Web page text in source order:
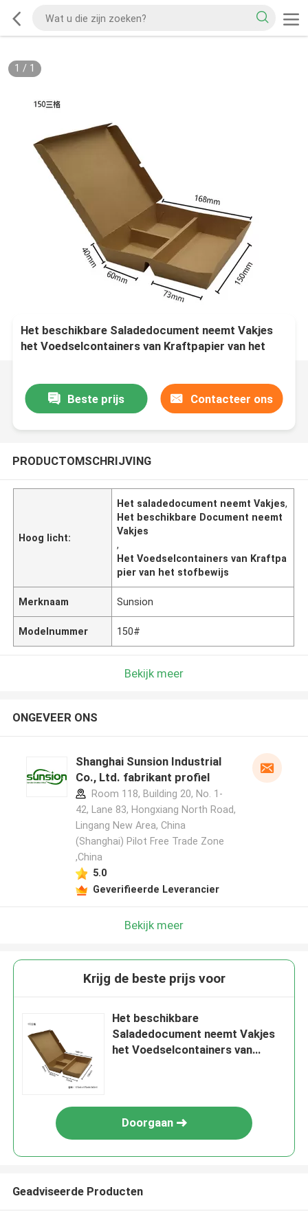
1 / 1
Het beschikbare Saladedocument neemt Vakjes
het Voedselcontainers van Kraftpapier van het
Beste prijs Contacteer ons
PRODUCTOMSCHRIJVING
Hoog licht:
Het saladedocument neemt Vakjes,
Het beschikbare Document neemt
Vakjes
,
Het Voedselcontainers van Kraftpa
pier van het stofbewijs
Merknaam Sunsion
Modelnummer 150#
Bekijk meer
ONGEVEER ONS
Shanghai Sunsion Industrial
Co., Ltd. fabrikant profiel
Room 118, Building 20, No. 1-
42, Lane 83, Hongxiang North Road,
Lingang New Area, China
(Shanghai) Pilot Free Trade Zone
,China
5.0
Geverifieerde Leverancier
Bekijk meer
Krijg de beste prijs voor
Het beschikbare
Saladedocument neemt Vakjes
het Voedselcontainers van
Doorgaan
Geadviseerde Producten